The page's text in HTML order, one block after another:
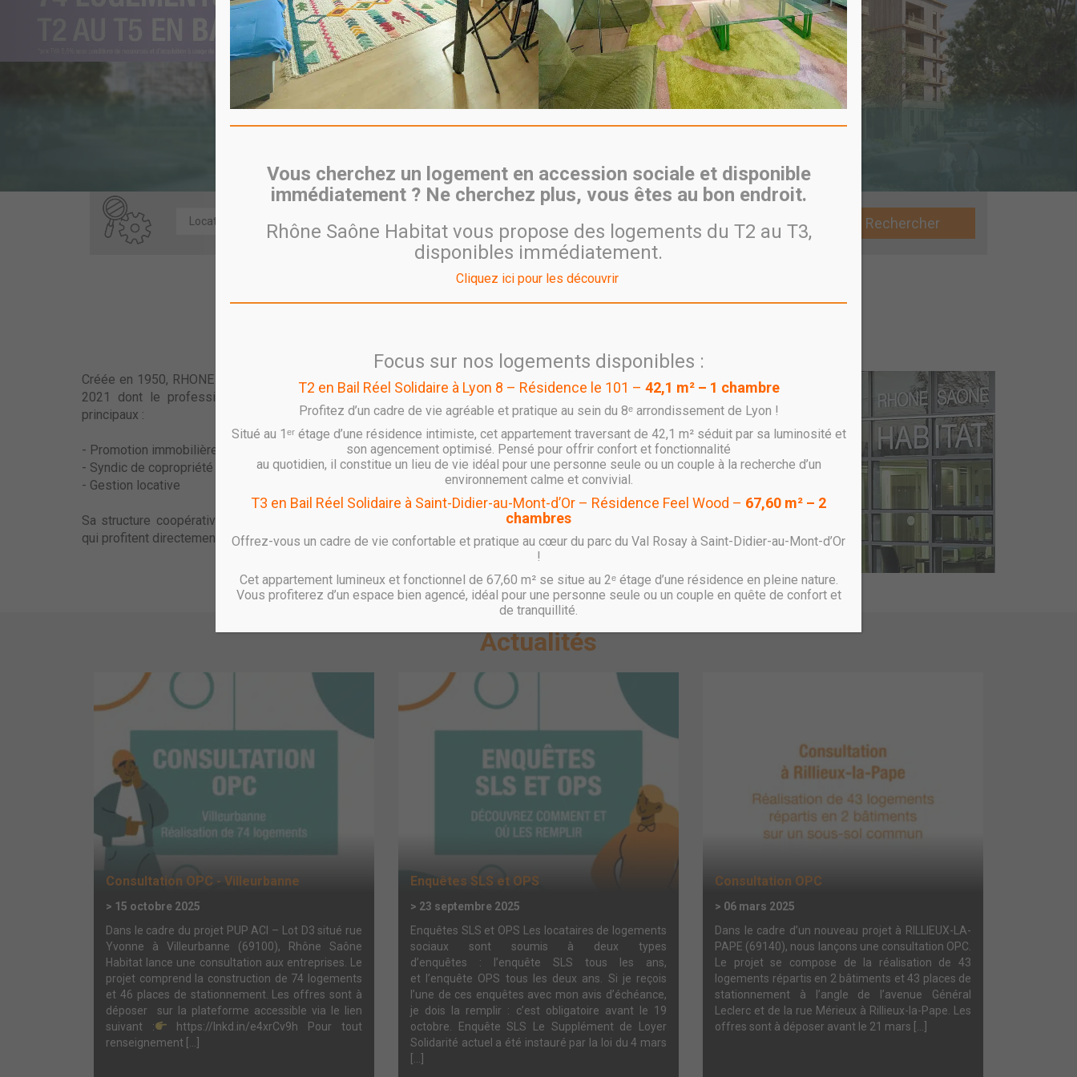
Rechercher
Créée en 1950, RHONE SAONE HABITAT compte plus de 45 collaborateurs en
2021 dont le professionnalisme reconnu s’exerce dans ses trois métiers
principaux :
- Promotion immobilière
- Syndic de copropriété
- Gestion locative
Sa structure coopérative implique des règles de fonctionnement spécifiques
qui profitent directement aux acquéreurs et aux locataires
Actualités
Consultation OPC - Villeurbanne
> 15 octobre 2025
Dans le cadre du projet PUP ACI – Lot D3 situé rue
Yvonne à Villeurbanne (69100), Rhône Saône
Habitat lance une consultation aux entreprises. Le
projet comprend la construction de 74 logements
et 46 places de stationnement. Les offres sont à
déposer sur la plateforme accessible via le lien
suivant :
https://lnkd.in/e4xrCv9h Pour tout
renseignement […]
Enquêtes SLS et OPS
> 23 septembre 2025
Enquêtes SLS et OPS Les locataires de logements
sociaux sont soumis à deux types
d’enquêtes : l’enquête SLS tous les ans,
et l’enquête OPS tous les deux ans. Si je reçois
l’une de ces enquêtes avec mon avis d’échéance,
je dois la remplir : c’est obligatoire avant le 19
octobre. Enquête SLS Le Supplément de Loyer
Solidarité actuel a été instauré par la loi du 4 mars
Consultation OPC
> 06 mars 2025
Dans le cadre d’un nouveau projet à RILLIEUX-LA-
PAPE (69140), nous lançons une consultation OPC.
Le projet se compose de la réalisation de 43
logements répartis en 2 bâtiments et 43 places de
stationnement à l’angle de l’avenue Général
Leclerc et de la rue Mérieux à Rillieux-la-Pape. Les
offres sont à déposer avant le 21 mars […]
Vous cherchez un logement en accession sociale et disponible
immédiatement ? Ne cherchez plus, vous êtes au bon endroit.
Rhône Saône Habitat vous propose des logements du T2 au T3,
disponibles immédiatement.
Cliquez ici pour les découvrir
Focus sur nos logements disponibles :
T2 en Bail Réel Solidaire à Lyon 8 – Résidence le 101 – 42,1 m² – 1 chambre
Profitez d’un cadre de vie agréable et pratique au sein du 8ᵉ arrondissement de Lyon !
Situé au 1ᵉʳ étage d’une résidence intimiste, cet appartement traversant de 42,1 m² séduit par sa luminosité et
son agencement optimisé. Pensé pour offrir confort et fonctionnalité
au quotidien, il constitue un lieu de vie idéal pour une personne seule ou un couple à la recherche d’un
environnement calme et convivial.
T3 en Bail Réel Solidaire à Saint-Didier-au-Mont-d’Or – Résidence Feel Wood – 67,60 m² – 2
chambres
Offrez-vous un cadre de vie confortable et pratique au cœur du parc du Val Rosay à Saint-Didier-au-Mont-d’Or
!
Cet appartement lumineux et fonctionnel de 67,60 m² se situe au 2ᵉ étage d’une résidence en pleine nature.
Vous profiterez d’un espace bien agencé, idéal pour une personne seule ou un couple en quête de confort et
de tranquillité.